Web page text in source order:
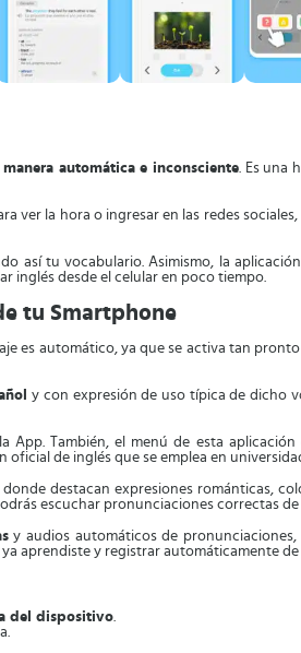
automática e inconsciente. Es una
ver la hora o ingresar en las redes
así tu vocabulario. Asimismo, la
inglés desde el celular en poco tiempo.
tu Smartphone
es automático, ya que se activa tan
y con expresión de uso típica de dicho
App. También, el menú de esta aplicación
de inglés que se emplea en
donde destacan expresiones románticas,
escuchar pronunciaciones correctas de
y audios automáticos de
aprendiste y registrar automáticamente
del dispositivo.